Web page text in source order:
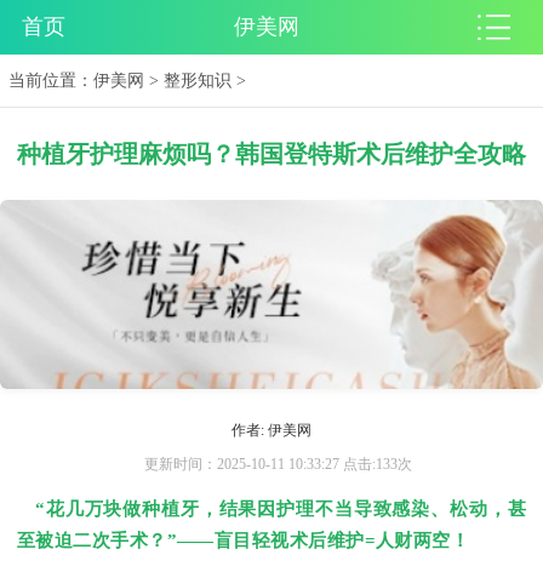
首页 伊美网
当前位置：伊美网 >整形知识 >
种植牙护理麻烦吗？韩国登特斯术后维护全攻略
作者: 伊美网
更新时间：2025-10-11 10:33:27 点击:133次
“花几万块做种植牙，结果因护理不当导致感染、松动，甚
至被迫二次手术？”——盲目轻视术后维护=人财两空！